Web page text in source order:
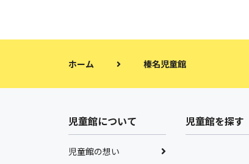
ホーム 榛名児童館
児童館について
児童館の想い
児童館を探す